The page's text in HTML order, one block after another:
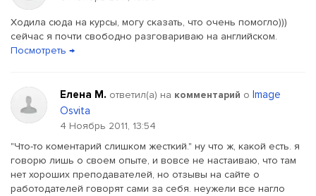
Ходила сюда на курсы, могу сказать, что очень помогло)))
сейчас я почти свободно разговариваю на английском.
Посмотреть →
Елена М. ответил(a) на комментарий о Image
Osvita
4 Ноябрь 2011, 13:54
"Что-то коментарий слишком жесткий." ну что ж, какой есть. я
говорю лишь о своем опыте, и вовсе не настаиваю, что там
нет хороших преподавателей, но отзывы на сайте о
работодателей говорят сами за себя. неужели все нагло